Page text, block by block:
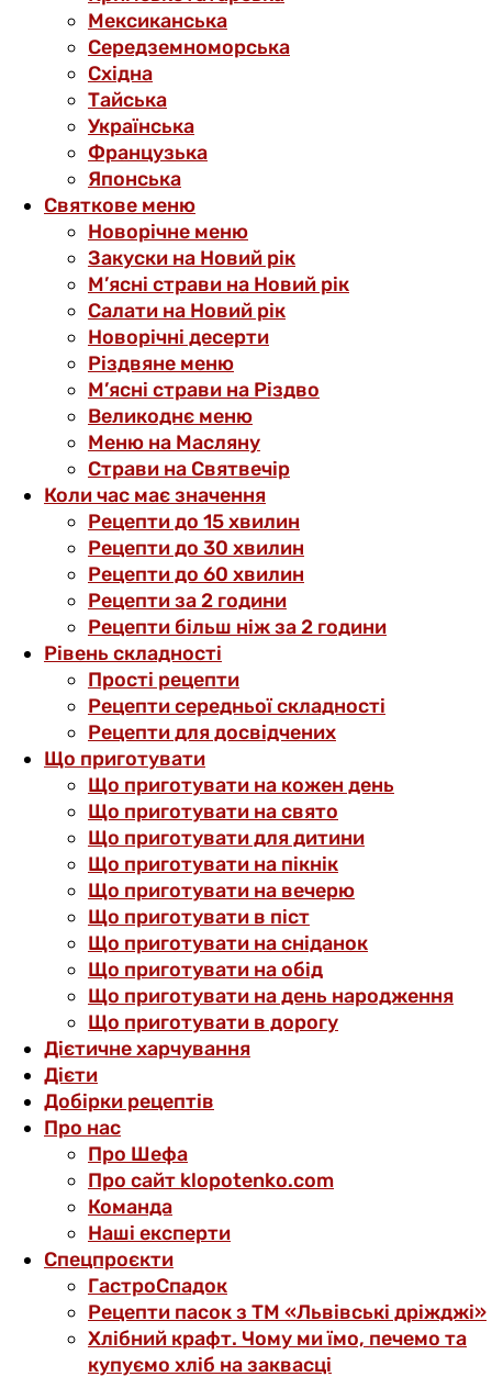
Мексиканська
Середземноморська
Східна
Тайська
Українська
Французька
Японська
Святкове меню
Новорічне меню
Закуски на Новий рік
М’ясні страви на Новий рік
Салати на Новий рік
Новорічні десерти
Різдвяне меню
М’ясні страви на Різдво
Великоднє меню
Меню на Масляну
Страви на Святвечір
Коли час має значення
Рецепти до 15 хвилин
Рецепти до 30 хвилин
Рецепти до 60 хвилин
Рецепти за 2 години
Рецепти більш ніж за 2 години
Рівень складності
Прості рецепти
Рецепти середньої складності
Рецепти для досвідчених
Що приготувати
Що приготувати на кожен день
Що приготувати на свято
Що приготувати для дитини
Що приготувати на пікнік
Що приготувати на вечерю
Що приготувати в піст
Що приготувати на сніданок
Що приготувати на обід
Що приготувати на день народження
Що приготувати в дорогу
Дієтичне харчування
Дієти
Добірки рецептів
Про нас
Про Шефа
Про сайт klopotenko.com
Команда
Наші експерти
Спецпроєкти
ГастроСпадок
Рецепти пасок з ТМ «Львівські дріжджі»
Хлібний крафт. Чому ми їмо, печемо та
купуємо хліб на заквасці